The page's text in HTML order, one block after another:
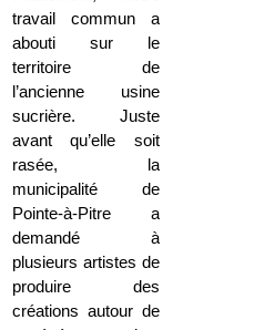
travail commun a
abouti sur le
territoire de
l’ancienne usine
sucrière. Juste
avant qu’elle soit
rasée, la
municipalité de
Pointe-à-Pitre a
demandé à
plusieurs artistes de
produire des
créations autour de